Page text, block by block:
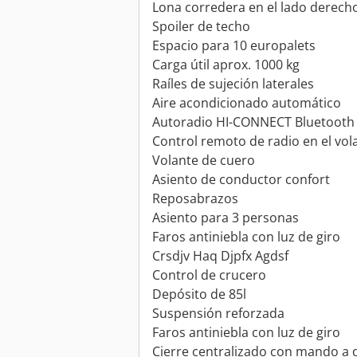
Lona corredera en el lado
Spoiler de techo
Espacio para 10 europalets
Carga útil aprox. 1000 kg
Raíles de sujeción laterales
Aire acondicionado automático
Autoradio HI-CONNECT Bluetooth
Control remoto de radio en el
Volante de cuero
Asiento de conductor confort
Reposabrazos
Asiento para 3 personas
Faros antiniebla con luz de giro
Crsdjv Haq Djpfx Agdsf
Control de crucero
Depósito de 85l
Suspensión reforzada
Faros antiniebla con luz de giro
Cierre centralizado con mando a